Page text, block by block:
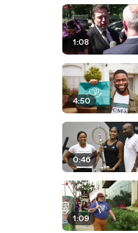
1:08
4:50
0:46
1:09